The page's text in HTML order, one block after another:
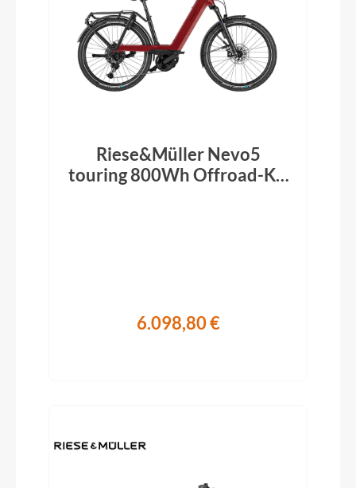
Riese&Müller Nevo5
touring 800Wh Offroad-Kit
6.098,80 €